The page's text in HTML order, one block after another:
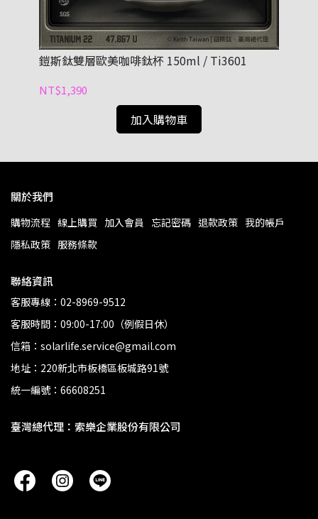
鎧斯鈦雙層歐美咖啡鈦杯 150ml / Ti3601
NT$1,390
加入購物車
關於我們
購物流程 線上購買 加入會員 忘記密碼 退款政策 我的帳戶
隱私政策 服務條款
聯絡資訊
客服專線：02-8969-9512
客服時間：09:00-17:00（例假日休）
信箱：solarlife.service@gmail.com
地址：220新北市板橋區板城路91號
統一編號：66608251
臺灣總代理：索樂企業股份有限公司